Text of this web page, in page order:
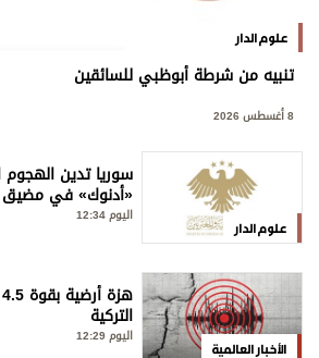
علوم الدار
تنبيه من شرطة أبوظبي للسائقين
8 أغسطس 2026
علوم الدار
سوريا تدين الهجوم
«أدنوك» في مضيق
اليوم 12:34
الأخبار العالمية
التركية
اليوم 12:29